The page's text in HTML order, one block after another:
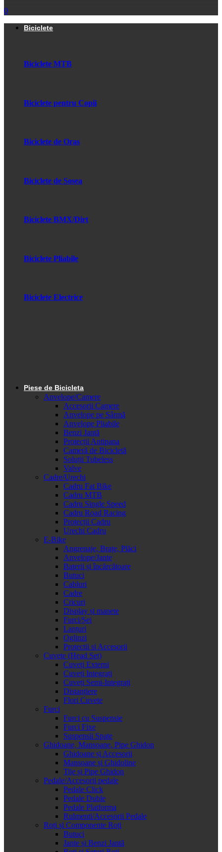
0
Biciclete
Biciclete MTB
Biciclete pentru Copii
Biciclete de Oras
Biciclete de Sosea
Biciclete BMX/Dirt
Biciclete Pliabile
Biciclete Electrice
Piese de Bicicleta
Anvelope/Camere
Accesorii Camere
Anvelope pe Sârmă
Anvelope Pliabile
Benzi Jantă
Protecții Antipana
Cameră de Bicicletă
Soluții Tubeless
Valve
Cadre/Urechi
Cadru Fat Bike
Cadru MTB
Cadru Single Speed
Cadru Road Racing
Protecții Cadru
Urechi Cadru
E-Bike
Angrenaje, Brațe, Plăci
Anvelope/Jante
Baterii și încărcătoare
Butuci
Cabluri
Cadre
Cricuri
Display și manete
Furci/Șei
Lanțuri
Oglinzi
Protectii si Accesorii
Cuvete (Head Set)
Cuveți Externi
Cuveți Integrați
Cuveți Semi-Integrați
Distanțiere
Flori Cuvete
Furci
Furci cu Suspensie
Furci Fixe
Suspensii Spate
Ghidoane, Mansoane, Pipe Ghidon
Ghidoane și Accesorii
Mansoane și Ghidoline
Tije și Pipe Ghidon
Pedale/Accesorii pedale
Pedale Click
Pedale Duble
Pedale Platforma
Rulmenti/Accesorii Pedale
Roți și Componente Roți
Butuci
Jante și Benzi Jantă